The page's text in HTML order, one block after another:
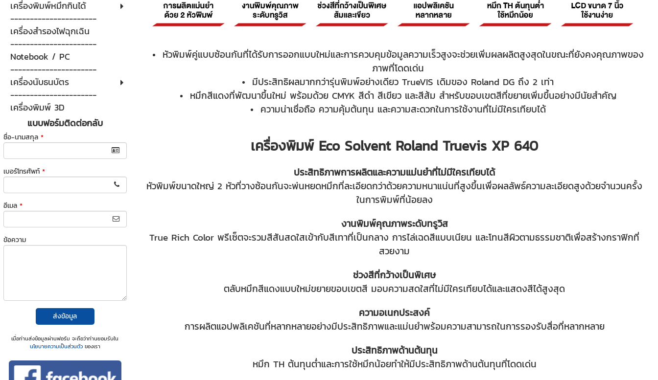
เครื่องพิมพ์หมึกกินได้
----------------------
เครื่องสำรองไฟฉุกเฉิน
----------------------
Notebook / PC
----------------------
เครื่องนับธนบัตร
----------------------
เครื่องพิมพ์ 3D
แบบฟอร์มติดต่อกลับ
ชื่อ-นามสกุล *
เบอร์โทรศัพท์ *
อีเมล *
ข้อความ
ส่งข้อมูล
เมื่อท่านส่งข้อมูลผ่านฟอร์ม จะถือว่าท่านยอมรับใน
นโยบายความเป็นส่วนตัวของเรา
หัวพิมพ์คู่แบบซ้อนกันที่ได้รับการออกแบบใหม่และการควบคุมข้อมูลความเร็วสูงจะช่วยเพิ่มผลผลิตสูงสุดในขณะที่ยังคงคุณภาพของ
ภาพที่โดดเด่น
มีประสิทธิผลมากกว่ารุ่นพิมพ์อย่างเดียว TrueVIS เดิมของ Roland DG ถึง 2 เท่า
หมึกสีแดงที่พัฒนาขึ้นใหม่ พร้อมด้วย CMYK สีดำ สีเขียว และสีส้ม สำหรับขอบเขตสีที่ขยายเพิ่มขึ้นอย่างมีนัยสำคัญ
ความน่าเชื่อถือ ความคุ้มต้นทุน และความสะดวกในการใช้งานที่ไม่มีใครเทียบได้
เครื่องพิมพ์ Eco Solvent Roland Truevis XP 640
ประสิทธิภาพการผลิตและความแม่นยำที่ไม่มีใครเทียบได้
หัวพิมพ์ขนาดใหญ่ 2 หัวที่วางซ้อนกันจะพ่นหยดหมึกที่ละเอียดกว่าด้วยความหนาแน่นที่สูงขึ้นเพื่อผลลัพธ์ความละเอียดสูงด้วยจำนวนครั้ง
ในการพิมพ์ที่น้อยลง
งานพิมพ์คุณภาพระดับทรูวิส
True Rich Color พรีเซ็ตจะรวมสีสันสดใสเข้ากับสีเทาที่เป็นกลาง การไล่เฉดสีแบบเนียน และโทนสีผิวตามธรรมชาติเพื่อสร้างกราฟิกที่
สวยงาม
ช่วงสีที่กว้างเป็นพิเศษ
ตลับหมึกสีแดงแบบใหม่ขยายขอบเขตสี มอบความสดใสที่ไม่มีใครเทียบได้และแสดงสีได้สูงสุด
ความอเนกประสงค์
การผลิตแอปพลิเคชันที่หลากหลายอย่างมีประสิทธิภาพและแม่นยำพร้อมความสามารถในการรองรับสื่อที่หลากหลาย
ประสิทธิภาพด้านต้นทุน
หมึก TH ต้นทุนต่ำและการใช้หมึกน้อยทำให้มีประสิทธิภาพด้านต้นทุนที่โดดเด่น